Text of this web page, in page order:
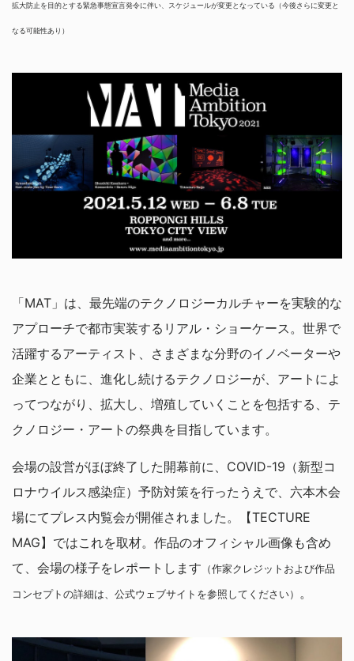
拡大防止を目的とする緊急事態宣言発令に伴い、スケジュールが変更となっている（今後さらに変更と
なる可能性あり）
「MAT」は、最先端のテクノロジーカルチャーを実験的な
アプローチで都市実装するリアル・ショーケース。世界で
活躍するアーティスト、さまざまな分野のイノベーターや
企業とともに、進化し続けるテクノロジーが、アートによ
ってつながり、拡大し、増殖していくことを包括する、テ
クノロジー・アートの祭典を目指しています。
会場の設営がほぼ終了した開幕前に、COVID-19（新型コ
ロナウイルス感染症）予防対策を行ったうえで、六本木会
場にてプレス内覧会が開催されました。【TECTURE
MAG】ではこれを取材。作品のオフィシャル画像も含め
て、会場の様子をレポートします （作家クレジットおよび作品
コンセプトの詳細は、公式ウェブサイトを参照してください） 。